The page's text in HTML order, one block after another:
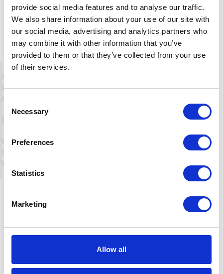
provide social media features and to analyse our traffic.
We also share information about your use of our site with
our social media, advertising and analytics partners who
may combine it with other information that you’ve
provided to them or that they’ve collected from your use
of their services.
Selection
Necessary
Preferences
Statistics
Marketing
Allow all
contributors
langs hovedveien.